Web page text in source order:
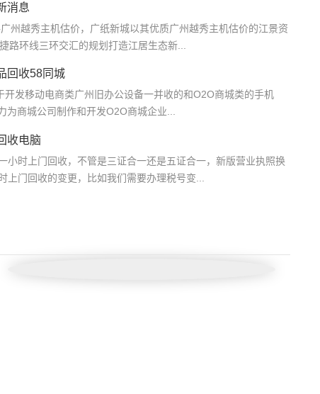
消息
州越秀主机估价，广纸新城以其优质广州越秀主机估价的江景资
路环线三环交汇的规划打造江居生态新...
回收58同城
发移动电商类广州旧办公设备一并收的和O2O商城类的手机
为商城公司制作和开发O2O商城企业...
收电脑
时上门回收，不管是三证合一还是五证合一，新版营业执照换
门回收的变更，比如我们需要办理税号变...